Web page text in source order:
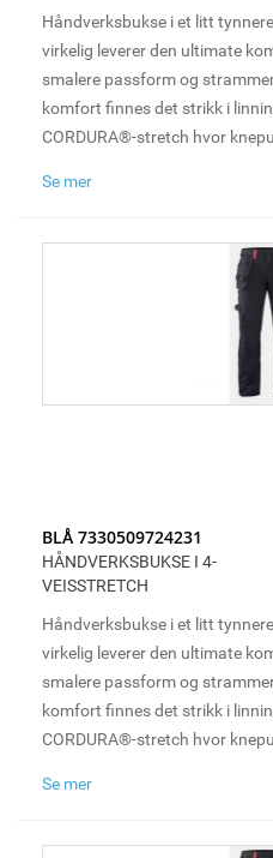
Håndverksbukse i et litt
virkelig leverer den ultimate
smalere passform og
komfort finnes det strikk i
CORDURA®-stretch hvor
venstre side. For økt
arbeidsdager.
Se mer
BLÅ 7330509724231
HÅNDVERKSBUKSE I 4-
VEISSTRETCH
Håndverksbukse i et litt
virkelig leverer den ultimate
smalere passform og
komfort finnes det strikk i
CORDURA®-stretch hvor
venstre side. For økt
Se mer